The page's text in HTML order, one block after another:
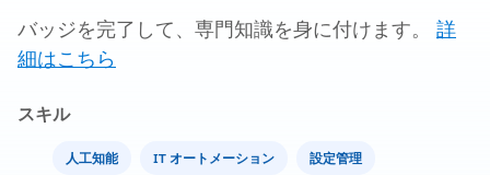
バッジを完了して、専門知識を身に付けます。 詳
細はこちら
スキル
人工知能 IT オートメーション 設定管理